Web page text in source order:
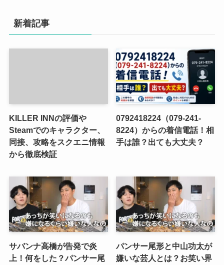
新着記事
KILLER INNの評価や
Steamでのキャラクター、
同接、攻略をスクエニ情報
から徹底検証
0792418224（079-241-
8224）からの着信電話！相
手は誰？出ても大丈夫？
サバンナ高橋が告発で炎
上！何をした？パンサー尾
パンサー尾形と中山功太が
嫌いな芸人とは？お笑い界